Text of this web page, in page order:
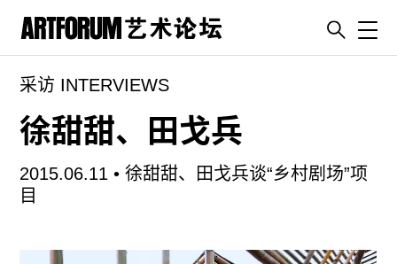
artguide
新闻
展评
杂志
采访 INTERVIEWS
徐甜甜、田戈兵
2015.06.11 •徐甜甜、田戈兵谈“乡村剧场”项
目